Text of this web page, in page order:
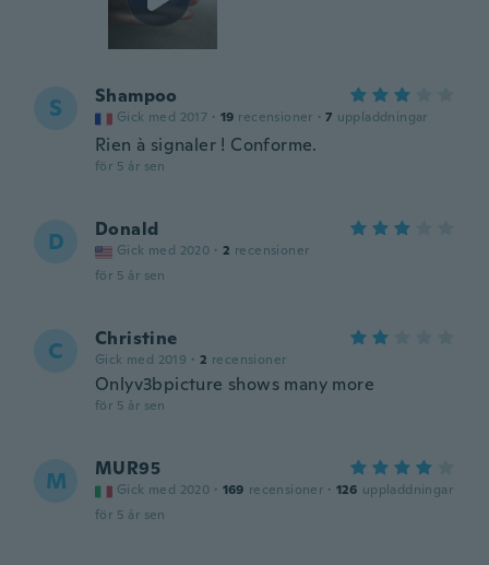
S Shampoo
Gick med 2017 · 19 recensioner · 7 uppladdningar
Rien à signaler ! Conforme.
för 5 år sen
D Donald
Gick med 2020 · 2 recensioner
för 5 år sen
C Christine
Gick med 2019 · 2 recensioner
Onlyv3bpicture shows many more
för 5 år sen
M MUR95
Gick med 2020 · 169 recensioner · 126 uppladdningar
för 5 år sen